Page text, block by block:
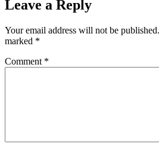
Leave a Reply
Your email address will not be published.
marked *
Comment *